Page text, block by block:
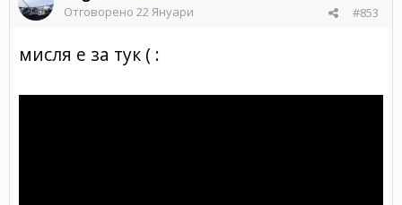
#853
Отговорено 22 Януари
мисля е за тук ( :